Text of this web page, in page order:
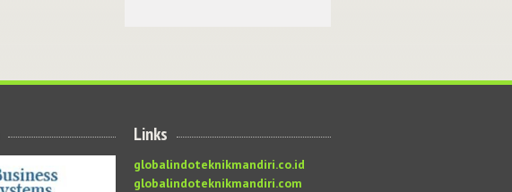
Links
globalindoteknikmandiri.co.id
globalindoteknikmandiri.com